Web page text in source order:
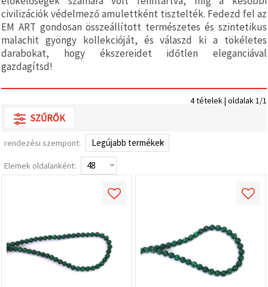
relevánsabb
tartalmat
és
hirdetéseket
jelenítsünk
meg,
beleértve
marketingpartnereink
Az "Összes
gombra
kattintva
az összes
sütit, vagy
típusú sütik
kiválasztásával
és a
civilizációk védelmező amulettként tisztelték. Fedezd fel az
EM ART gondosan összeállított természetes és szintetikus
malachit gyöngy kollekcióját, és válaszd ki a tökéletes
darabokat, hogy ékszereidet időtlen eleganciával
gazdagítsd!
4 tételek | oldalak 1/1
SZŰRŐK
rendezési szempont:
Elemek oldalanként: